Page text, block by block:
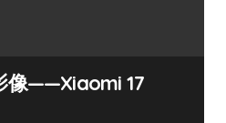
像——Xiaomi 17